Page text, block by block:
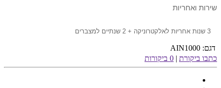
שירות ואחריות
3 שנות אחריות לאלקטרוניקה + 2 שנתיים למצברים
דגם: AIN1000
כתבו ביקורת | 0 ביקורות